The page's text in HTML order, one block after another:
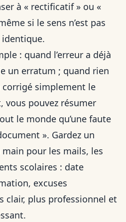
à « rectificatif » ou «
si le sens n’est pas
: quand l’erreur a déjà
un erratum ; quand rien
corrigé simplement le
vous pouvez résumer
le monde qu’une faute
». Gardez un
pour les mails, les
scolaires : date
excuses
clair, plus professionnel et